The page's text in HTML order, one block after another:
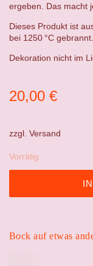
zzgl. Versand
20,00 €
Vorrätig
ergeben. Das macht
Dieses Produkt ist
bei 1250 °C gebrannt.
Dekoration nicht im
Bock auf etwas